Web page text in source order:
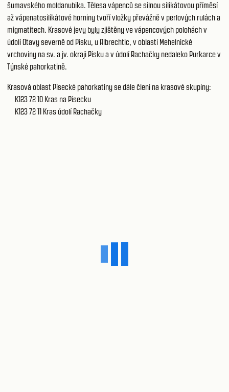
šumavského moldanubika. Tělesa vápenců se silnou silikátovou příměsí
až vápenatosilikátové horniny tvoří vložky převážně v perlových rulách a
migmatitech. Krasové jevy byly zjištěny ve vápencových polohách v
údolí Otavy severně od Písku, u Albrechtic, v oblasti Mehelnické
vrchoviny na sv. a jv. okraji Písku a v údolí Rachačky nedaleko Purkarce v
Týnské pahorkatině.
Krasová oblast Písecké pahorkatiny se dále člení na krasové skupiny:
K123 72 10 Kras na Písecku
K123 72 11 Kras údolí Rachačky